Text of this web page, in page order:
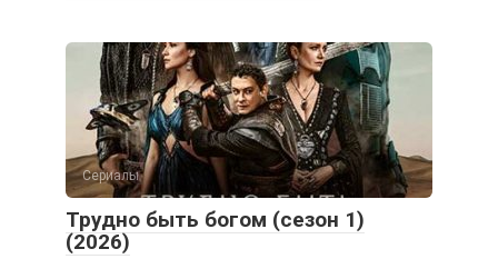
Сериалы
Трудно быть богом (сезон 1)
(2026)